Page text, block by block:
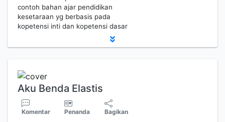
contoh bahan ajar pendidikan
kesetaraan yg berbasis pada
kopetensi inti dan kopetensi dasar
Aku Benda Elastis
Komentar Penanda Bagikan